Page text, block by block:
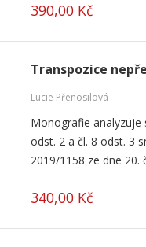
390,00 Kč
Transpozice
Lucie Přenosilová
Monografie analyzuje
odst. 2 a čl. 8 odst. 3
2019/1158 ze dne 20.
340,00 Kč